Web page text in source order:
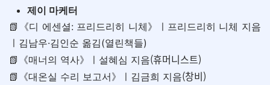
제이 마케터
📗《디 에센셜: 프리드리히 니체》ㅣ프리드리히 니체 지음
ㅣ김남우·김인순 옮김(열린책들)
📗《매너의 역사》ㅣ설혜심 지음(휴머니스트)
📗《대온실 수리 보고서》ㅣ김금희 지음(창비)